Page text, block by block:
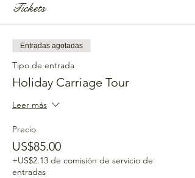
Tickets
Entradas agotadas
Tipo de entrada
Holiday Carriage Tour
Leer más
Precio
US$85.00
+US$2.13 de comisión de servicio de
entradas